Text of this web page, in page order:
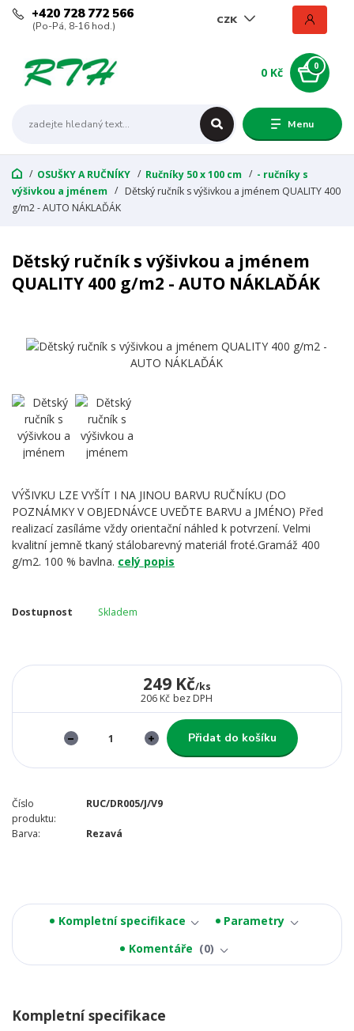
Menu
CZK
+420 728 772 566
(Po-Pá, 8-16 hod.)
0
0 Kč
OSUŠKY A RUČNÍKY Ručníky 50 x 100 cm
- ručníky s
výšivkou a jménem
Dětský ručník s výšivkou a jménem QUALITY 400
g/m2 - AUTO NÁKLAĎÁK
Dětský ručník s výšivkou a jménem
QUALITY 400 g/m2 - AUTO NÁKLAĎÁK
VÝŠIVKU LZE VYŠÍT I NA JINOU BARVU RUČNÍKU (DO
POZNÁMKY V OBJEDNÁVCE UVEĎTE BARVU a JMÉNO) Před
realizací zasíláme vždy orientační náhled k potvrzení. Velmi
kvalitní jemně tkaný stálobarevný materiál froté.Gramáž 400
g/m2. 100 % bavlna. celý popis
Dostupnost Skladem
249 Kč/ks
206 Kč bez DPH
Přidat do košíku
Číslo
produktu:
RUC/DR005/J/V9
Barva: Rezavá
Kompletní specifikace
Parametry
Komentáře
0
Kompletní specifikace